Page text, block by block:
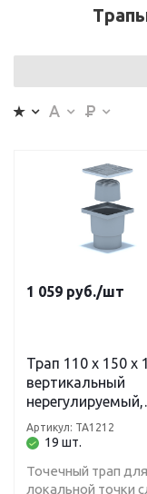
1 059 руб./шт
Трап 110 х 150 х
вертикальный
нерегулируемый,
гидрозатвор,
нержавеющая
19 шт.
Артикул: TA1212
Точечный трап для
локальной точки